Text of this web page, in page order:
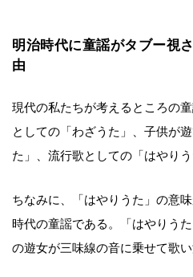
明治時代に童謡がタブー視
由
現代の私たちが考えるところの
としての「わざうた」、子供が
た」、流行歌としての「はやり
ちなみに、「はやりうた」の意
時代の童謡である。「はやりう
の遊女が三味線の音に乗せて歌